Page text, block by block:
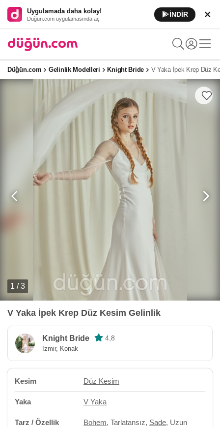
Uygulamada daha kolay!
Düğün.com uygulamasında aç
İNDİR
Düğün.com Gelinlik Modelleri Knight Bride V Yaka İpek Krep Düz
1 / 3
V Yaka İpek Krep Düz Kesim Gelinlik
Knight Bride 4,8
İzmir, Konak
Kesim Düz Kesim
Yaka V Yaka
Tarz / Özellik Bohem, Tarlatansız, Sade, Uzun